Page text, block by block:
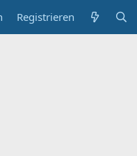
Registrieren